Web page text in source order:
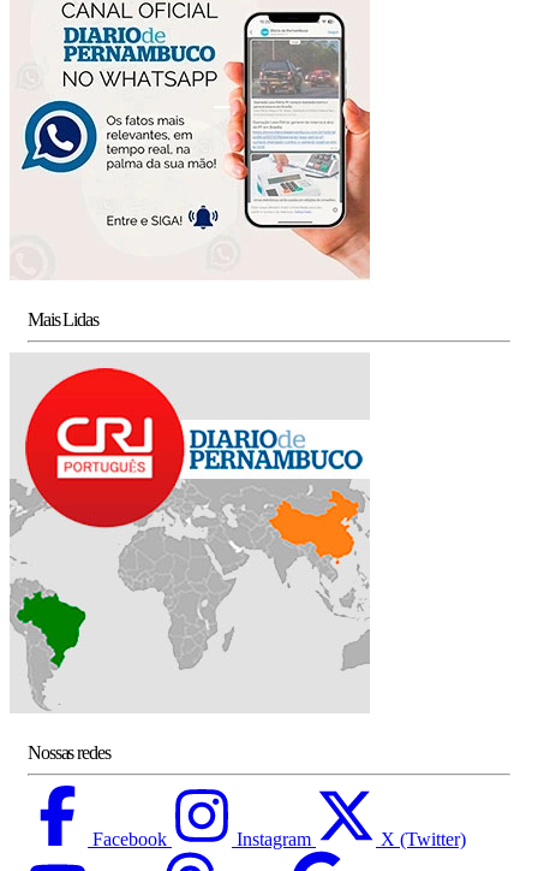
Mais Lidas
Nossas redes
Facebook Instagram X (Twitter)